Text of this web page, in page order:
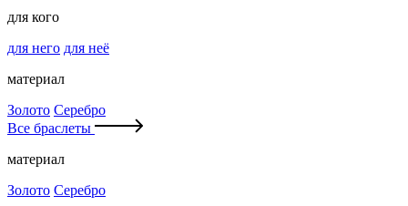
для кого
для него для неё
материал
Золото Серебро
Все браслеты
материал
Золото Серебро